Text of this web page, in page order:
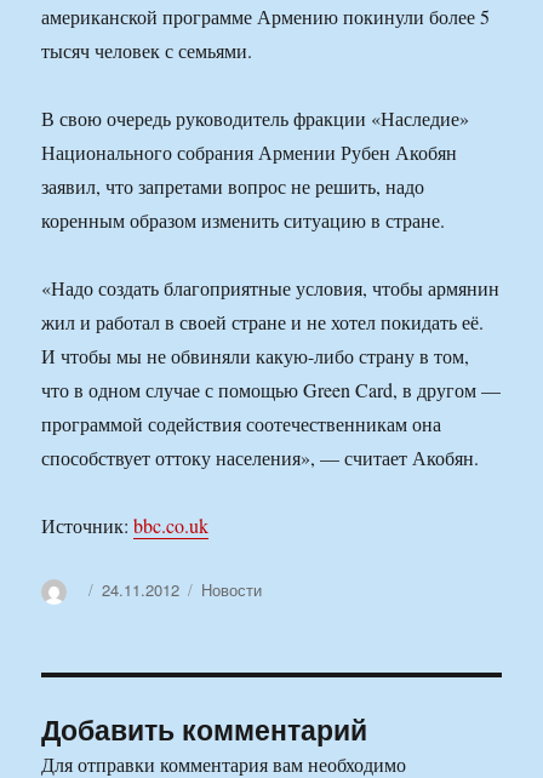
американской программе Армению покинули более 5
тысяч человек с семьями.
В свою очередь руководитель фракции «Наследие»
Национального собрания Армении Рубен Акобян
заявил, что запретами вопрос не решить, надо
коренным образом изменить ситуацию в стране.
«Надо создать благоприятные условия, чтобы армянин
жил и работал в своей стране и не хотел покидать её.
И чтобы мы не обвиняли какую-либо страну в том,
что в одном случае с помощью Green Card, в другом —
программой содействия соотечественникам она
способствует оттоку населения», — считает Акобян.
Источник:bbc.co.uk
АвторОпубликовано
24.11.2012 Рубрики
Новости
Добавить комментарий
Для отправки комментария вам необходимо